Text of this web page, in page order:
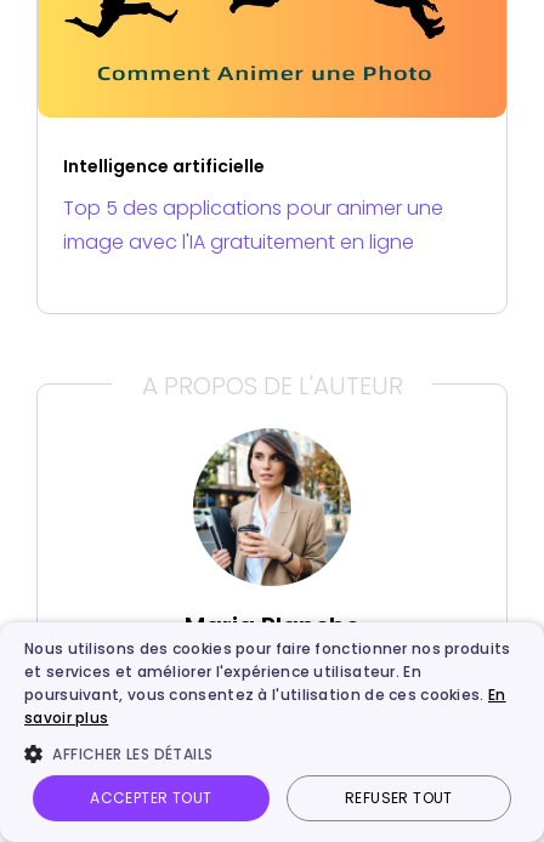
Intelligence artificielle
Top 5 des applications pour animer une
image avec l'IA gratuitement en ligne
A PROPOS DE L'AUTEUR
Maria Planche
Maria Planche est une rédactrice de
domaine de la vidéo de vent. Elle est
spécialisée dans la création et le
montage de vidéos. Elle connaît bien
Nous utilisons des cookies pour faire fonctionner nos produits
et services et améliorer l'expérience utilisateur. En
poursuivant, vous consentez à l'utilisation de ces cookies. En
savoir plus
AFFICHER LES DÉTAILS
ACCEPTER TOUT REFUSER TOUT